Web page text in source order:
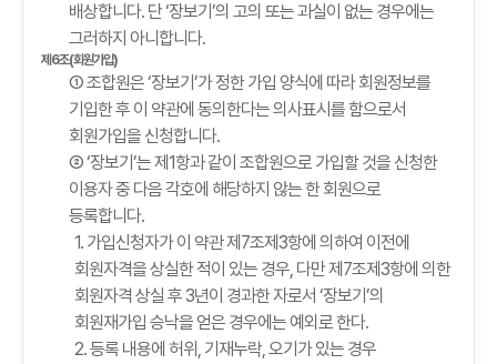
배상합니다. 단 ‘장보기’의 고의 또는 과실이 없는 경우에는
그러하지 아니합니다.
제6조(회원가입)
① 조합원은 ‘장보기’가 정한 가입 양식에 따라 회원정보를
기입한 후 이 약관에 동의한다는 의사표시를 함으로서
회원가입을 신청합니다.
② ‘장보기’는 제1항과 같이 조합원으로 가입할 것을 신청한
이용자 중 다음 각호에 해당하지 않는 한 회원으로
등록합니다.
1. 가입신청자가 이 약관 제7조제3항에 의하여 이전에
회원자격을 상실한 적이 있는 경우, 다만 제7조제3항에 의한
회원자격 상실 후 3년이 경과한 자로서 ‘장보기’의
회원재가입 승낙을 얻은 경우에는 예외로 한다.
2. 등록 내용에 허위, 기재누락, 오기가 있는 경우